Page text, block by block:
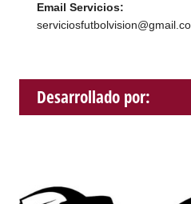
Email Servicios:
Desarrollado por: